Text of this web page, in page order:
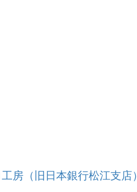
房（旧日本銀行松江支店